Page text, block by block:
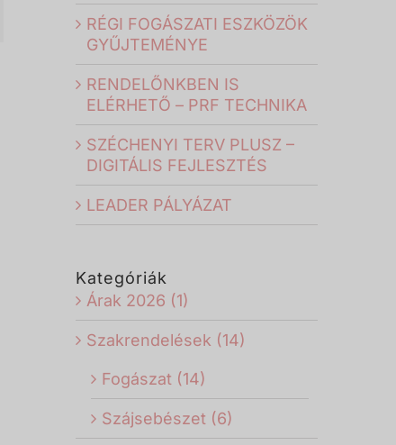
RÉGI FOGÁSZATI ESZKÖZÖK
GYŰJTEMÉNYE
RENDELŐNKBEN IS
ELÉRHETŐ – PRF TECHNIKA
SZÉCHENYI TERV PLUSZ –
DIGITÁLIS FEJLESZTÉS
LEADER PÁLYÁZAT
Kategóriák
Árak 2026 (1)
Szakrendelések (14)
Fogászat (14)
Szájsebészet (6)